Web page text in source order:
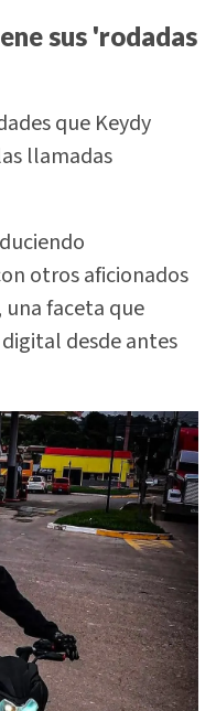
sus 'rodadas
que Keydy
llamadas
otros aficionados
faceta que
desde antes